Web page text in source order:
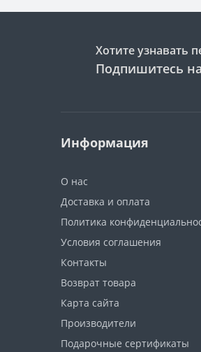
Хотите узнавать
Подпишитесь
Информация
О нас
Доставка и оплата
Политика
Условия соглашения
Контакты
Возврат товара
Карта сайта
Производители
Подарочные сертификаты